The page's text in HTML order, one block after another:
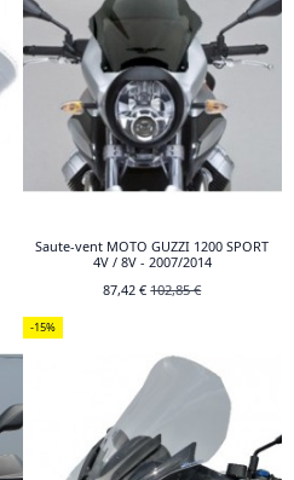
Saute-vent MOTO GUZZI 1200 SPORT
4V / 8V - 2007/2014
87,42 €102,85 €
-15%